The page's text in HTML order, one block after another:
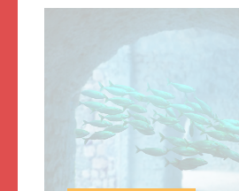
un bon métamot regroupe